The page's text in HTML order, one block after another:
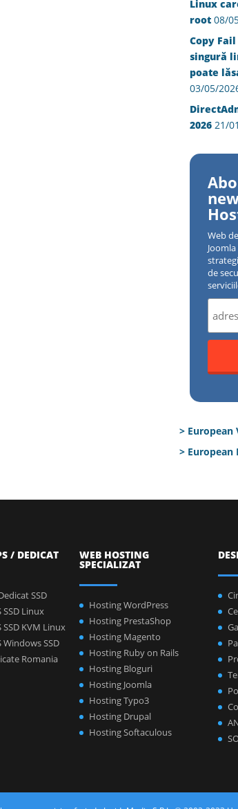
Linux
root 08/
Copy Fail
singură
poate
03/05/
2026 21/
Web
de
> European
> European
/ DEDICAT
SSD
SSD Linux
KVM Linux
Windows SSD
Romania
WEB HOSTING
SPECIALIZAT
Hosting WordPress
Hosting PrestaShop
Hosting Magento
Hosting Ruby on Rails
Hosting Bloguri
Hosting Joomla
Hosting Typo3
Hosting Drupal
Hosting Softaculous